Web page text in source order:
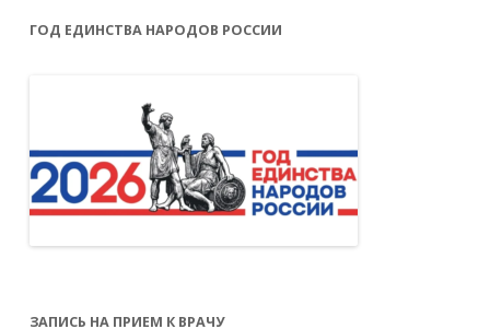
ГОД ЕДИНСТВА НАРОДОВ РОССИИ
ЗАПИСЬ НА ПРИЕМ К ВРАЧУ